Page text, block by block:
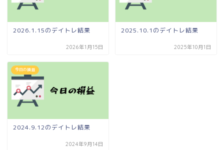
2026.1.15のデイトレ結果
2026年1月15日
2025.10.1のデイトレ結果
2025年10月1日
今日の損益
2024.9.12のデイトレ結果
2024年9月14日